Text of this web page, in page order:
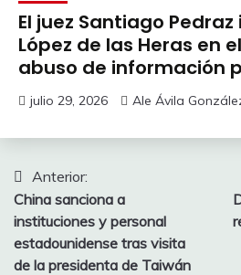
El juez Santiago
López de las Heras en
abuso de información
julio 29, 2026 Ale Ávila
Navegación
de
entradas
Anterior:
China sanciona a
instituciones y personal
estadounidense tras visita
de la presidenta de Taiwán